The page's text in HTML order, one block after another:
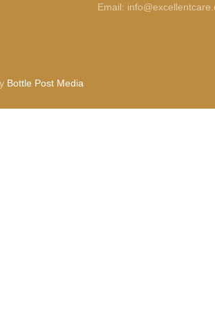
Email:
Bottle Post Media